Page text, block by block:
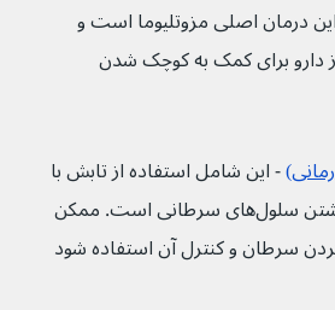
درمان اصلی مزوتلیوما است و
دارو برای کمک به کوچک شدن
- این شامل استفاده از تابش با
انرژی بالا برای کشتن سلول‌های سرطانی است. ممکن
سرطان و کنترل آن استفاده شود